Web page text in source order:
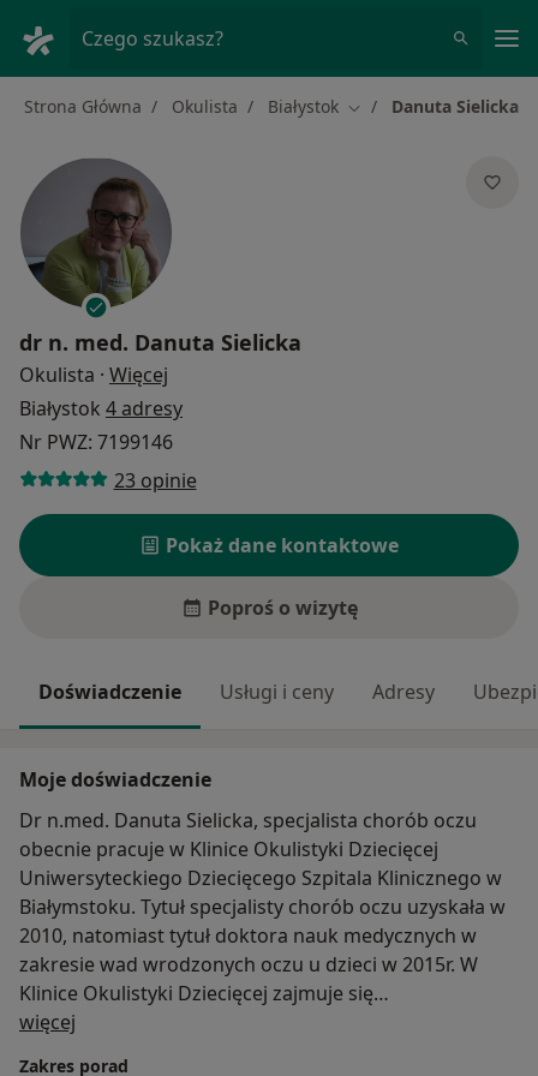
Czego szukasz?
Strona Główna Okulista Białystok Zmień miasto
Danuta Sielicka
dr n. med. Danuta Sielicka
Okulista · Więcej
Białystok 4 adresy
Nr PWZ: 7199146
23 opinie
Pokaż dane kontaktowe
Poproś o wizytę
Doświadczenie Usługi i ceny Adresy
Moje doświadczenie
Dr n.med. Danuta Sielicka, specjalista chorób oczu
obecnie pracuje w Klinice Okulistyki Dziecięcej
Uniwersyteckiego Dziecięcego Szpitala Klinicznego w
Białymstoku. Tytuł specjalisty chorób oczu uzyskała w
2010, natomiast tytuł doktora nauk medycznych w
zakresie wad wrodzonych oczu u dzieci w 2015r. W
Klinice Okulistyki Dziecięcej zajmuje się
diagnozowaniem i leczeniem dzieci z wadami
więcej
Zakres porad